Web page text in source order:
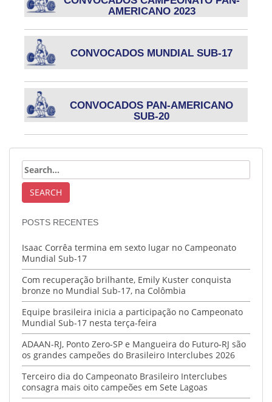
AMERICANO 2023
CONVOCADOS MUNDIAL SUB-17
CONVOCADOS PAN-AMERICANO
SUB-20
POSTS RECENTES
Isaac Corrêa termina em sexto lugar no Campeonato
Mundial Sub-17
Com recuperação brilhante, Emily Kuster conquista
bronze no Mundial Sub-17, na Colômbia
Equipe brasileira inicia a participação no Campeonato
Mundial Sub-17 nesta terça-feira
ADAAN-RJ, Ponto Zero-SP e Mangueira do Futuro-RJ são
os grandes campeões do Brasileiro Interclubes 2026
Terceiro dia do Campeonato Brasileiro Interclubes
consagra mais oito campeões em Sete Lagoas